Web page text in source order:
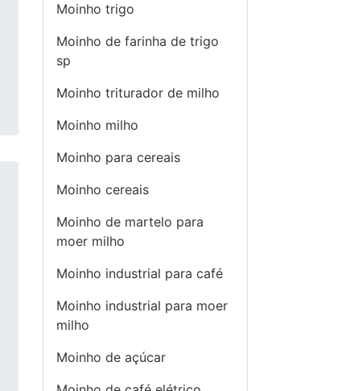
Moinho trigo
Moinho de farinha de trigo
sp
Moinho triturador de milho
Moinho milho
Moinho para cereais
Moinho cereais
Moinho de martelo para
moer milho
Moinho industrial para café
Moinho industrial para moer
milho
Moinho de açúcar